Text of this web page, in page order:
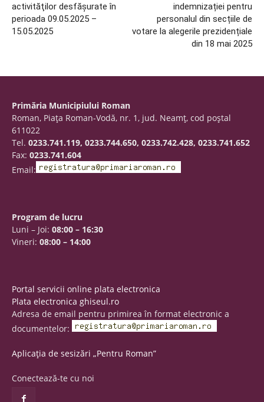
activităţilor desfăşurate în
perioada 09.05.2025 –
15.05.2025
indemnizației pentru
personalul din secțiile de
votare la alegerile prezidențiale
din 18 mai 2025
Primăria Municipiului Roman
Roman, Piaţa Roman-Vodă, nr. 1, jud. Neamţ, cod poştal
611022
Tel. 0233.741.119, 0233.744.650, 0233.742.428, 0233.741.652
Fax: 0233.741.604
Email:
Program de lucru
Luni – Joi: 08:00 – 16:30
Vineri: 08:00 – 14:00
Portal servicii online plata electronica
Plata electronica ghiseul.ro
Adresa de email pentru primirea în format electronic a
documentelor:
Aplicația de sesizări „Pentru Roman”
Conectează-te cu noi